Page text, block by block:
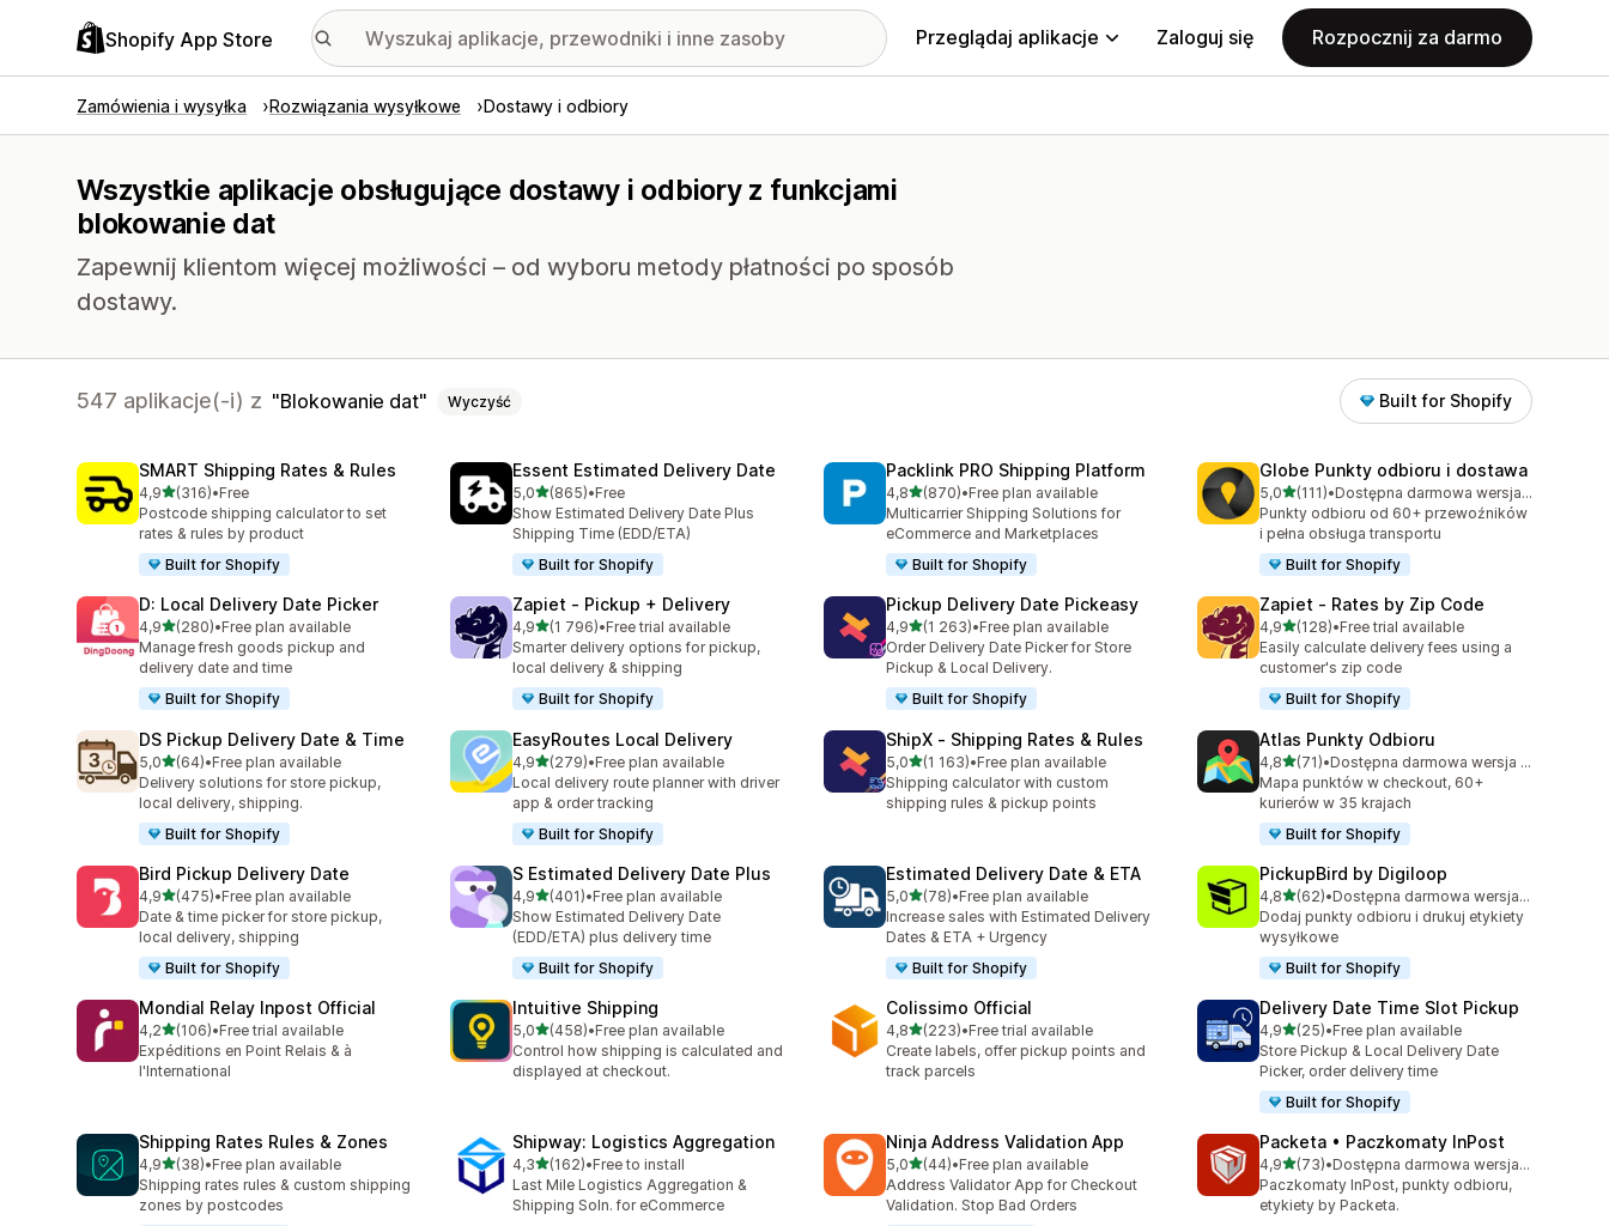
Shopify App Store Przeglądaj aplikacje Zaloguj się Rozpocznij za darmo
Zamówienia i wysyłka Rozwiązania wysyłkowe Dostawy i odbiory
Wszystkie aplikacje obsługujące dostawy i odbiory z funkcjami
blokowanie dat
Zapewnij klientom więcej możliwości – od wyboru metody płatności po sposób
dostawy.
547 aplikacje(-i) z Blokowanie dat Wyczyść Built for Shopify
SMART Shipping Rates & Rules
4,9na 5 gwiazdek
(316)
Łączna liczba recenzji: 316
•Free
Postcode shipping calculator to set
rates & rules by product
Built for Shopify
Essent Estimated Delivery Date
5,0na 5 gwiazdek
(865)
Łączna liczba recenzji: 865
•Free
Show Estimated Delivery Date Plus
Shipping Time (EDD/ETA)
Built for Shopify
Packlink PRO Shipping Platform
4,8na 5 gwiazdek
(870)
Łączna liczba recenzji: 870
•Free plan available
Multicarrier Shipping Solutions for
eCommerce and Marketplaces
Built for Shopify
Globe Punkty odbioru i dostawa
5,0na 5 gwiazdek
(111)
Łączna liczba recenzji: 111
•
Dostępna darmowa wersja próbna
Punkty odbioru od 60+ przewoźników
i pełna obsługa transportu
Built for Shopify
D: Local Delivery Date Picker
4,9na 5 gwiazdek
(280)
Łączna liczba recenzji: 280
•Free plan available
Manage fresh goods pickup and
delivery date and time
Built for Shopify
Zapiet ‑ Pickup + Delivery
4,9na 5 gwiazdek
(1 796)
Łączna liczba recenzji: 1796
•Free trial available
Smarter delivery options for pickup,
local delivery & shipping
Built for Shopify
Pickup Delivery Date Pickeasy
4,9na 5 gwiazdek
(1 263)
Łączna liczba recenzji: 1263
•Free plan available
Order Delivery Date Picker for Store
Pickup & Local Delivery.
Built for Shopify
Zapiet ‑ Rates by Zip Code
4,9na 5 gwiazdek
(128)
Łączna liczba recenzji: 128
•Free trial available
Easily calculate delivery fees using a
customer's zip code
Built for Shopify
DS Pickup Delivery Date & Time
5,0na 5 gwiazdek
(64)
Łączna liczba recenzji: 64
•Free plan available
Delivery solutions for store pickup,
local delivery, shipping.
Built for Shopify
EasyRoutes Local Delivery
4,9na 5 gwiazdek
(279)
Łączna liczba recenzji: 279
•Free plan available
Local delivery route planner with driver
app & order tracking
Built for Shopify
ShipX ‑ Shipping Rates & Rules
5,0na 5 gwiazdek
(1 163)
Łączna liczba recenzji: 1163
•Free plan available
Shipping calculator with custom
shipping rules & pickup points
Atlas Punkty Odbioru
4,8na 5 gwiazdek
(71)
Łączna liczba recenzji: 71
•
Dostępna darmowa wersja próbna
Mapa punktów w checkout, 60+
kurierów w 35 krajach
Built for Shopify
Bird Pickup Delivery Date
4,9na 5 gwiazdek
(475)
Łączna liczba recenzji: 475
•Free plan available
Date & time picker for store pickup,
local delivery, shipping
Built for Shopify
S Estimated Delivery Date Plus
4,9na 5 gwiazdek
(401)
Łączna liczba recenzji: 401
•Free plan available
Show Estimated Delivery Date
(EDD/ETA) plus delivery time
Built for Shopify
Estimated Delivery Date & ETA
5,0na 5 gwiazdek
(78)
Łączna liczba recenzji: 78
•Free plan available
Increase sales with Estimated Delivery
Dates & ETA + Urgency
Built for Shopify
PickupBird by Digiloop
4,8na 5 gwiazdek
(62)
Łączna liczba recenzji: 62
•
Dostępna darmowa wersja próbna
Dodaj punkty odbioru i drukuj etykiety
wysyłkowe
Built for Shopify
Mondial Relay Inpost Official
4,2na 5 gwiazdek
(106)
Łączna liczba recenzji: 106
•Free trial available
Expéditions en Point Relais & à
l'International
Intuitive Shipping
5,0na 5 gwiazdek
(458)
Łączna liczba recenzji: 458
•Free plan available
Control how shipping is calculated and
displayed at checkout.
Colissimo Official
4,8na 5 gwiazdek
(223)
Łączna liczba recenzji: 223
•Free trial available
Create labels, offer pickup points and
track parcels
Delivery Date Time Slot Pickup
4,9na 5 gwiazdek
(25)
Łączna liczba recenzji: 25
•Free plan available
Store Pickup & Local Delivery Date
Picker, order delivery time
Built for Shopify
Shipping Rates Rules & Zones
4,9na 5 gwiazdek
(38)
Łączna liczba recenzji: 38
•Free plan available
Shipping rates rules & custom shipping
zones by postcodes
Shipway: Logistics Aggregation
4,3na 5 gwiazdek
(162)
Łączna liczba recenzji: 162
•Free to install
Last Mile Logistics Aggregation &
Shipping Soln. for eCommerce
Ninja Address Validation App
5,0na 5 gwiazdek
(44)
Łączna liczba recenzji: 44
•Free plan available
Address Validator App for Checkout
Validation. Stop Bad Orders
Packeta • Paczkomaty InPost
4,9na 5 gwiazdek
(73)
Łączna liczba recenzji: 73
•
Dostępna darmowa wersja próbna
Paczkomaty InPost, punkty odbioru,
etykiety by Packeta.